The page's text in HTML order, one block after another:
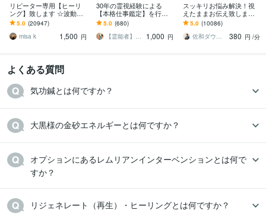
リピーター専用【ヒーリ
ング】致します ☆波動を
上げ、流れを良くします
☆
5.0 (20947)
misa k
1,500 円
30年の霊視経験による
【本格仕事鑑定】を行い
ます 仕事運停滞の真の原
因と人生好転への道筋を
読み解きます
5.0 (680)
【霊能者】天晴
1,000 円
スッキリお悩み解決！視
えたままお伝え致します
恋愛、結婚、人間関係、
仕事、人生、ペットの気
持ち等◎祈願付き
5.0 (10086)
佐和ダウジング＆スピリットメンター
380 円 /分
よくある質問
気功鍼とは何ですか？
大黒様の金砂エネルギーとは何ですか？
オプションにあるレムリアンインターベンションとは何で
すか？
リジェネレート（再生）・ヒーリングとは何ですか？